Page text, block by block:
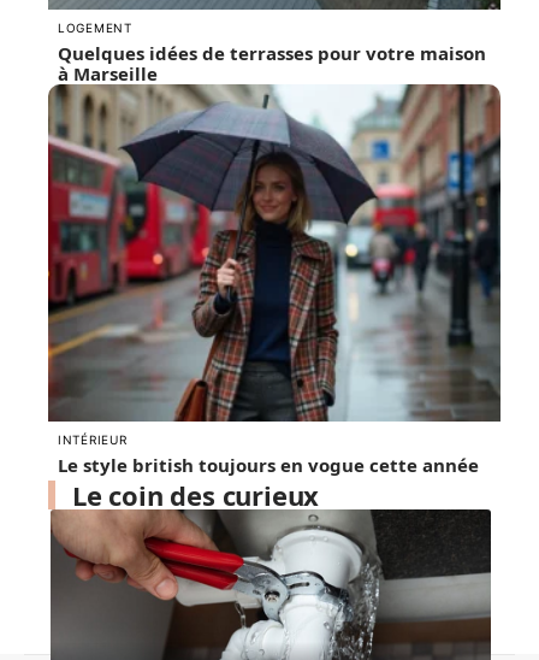
LOGEMENT
Quelques idées de terrasses pour votre maison
à Marseille
INTÉRIEUR
Le style british toujours en vogue cette année
Le coin des curieux